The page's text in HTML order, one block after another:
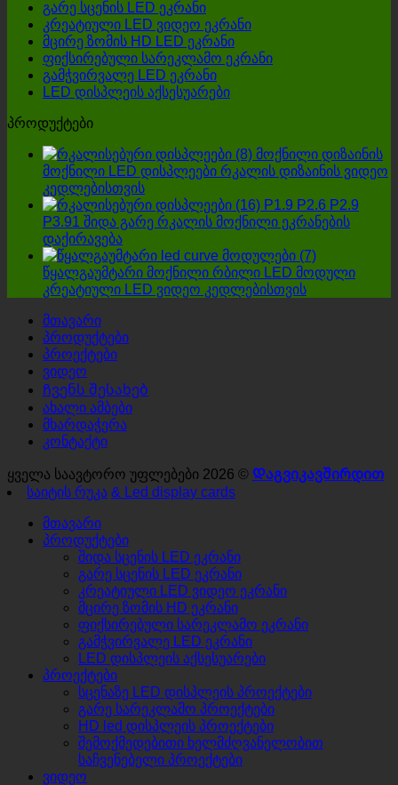
ოთხი
დეტალი
არ
იყოს
გარე სცენის LED ეკრანი
კრეატიული LED ვიდეო ეკრანი
მცირე ზომის HD LED ეკრანი
ფიქსირებული სარეკლამო ეკრანი
გამჭვირვალე LED ეკრანი
LED დისპლეის აქსესუარები
პროდუქტები
მოქნილი დიზაინის
მოქნილი LED დისპლეები რკალის დიზაინის ვიდეო
კედლებისთვის
P1.9 P2.6 P2.9
P3.91 შიდა გარე რკალის მოქნილი ეკრანების
დაქირავება
წყალგაუმტარი მოქნილი რბილი LED მოდული
კრეატიული LED ვიდეო კედლებისთვის
მთავარი
პროდუქტები
პროექტები
ვიდეო
Ჩვენს შესახებ
ახალი ამბები
მხარდაჭერა
კონტაქტი
ყველა საავტორო უფლებები 2026 © Დაგვიკავშირდით
საიტის რუკა & Led display cards
მთავარი
პროდუქტები
შიდა სცენის LED ეკრანი
გარე სცენის LED ეკრანი
კრეატიული LED ვიდეო ეკრანი
მცირე ზომის HD ეკრანი
ფიქსირებული სარეკლამო ეკრანი
გამჭვირვალე LED ეკრანი
LED დისპლეის აქსესუარები
პროექტები
სცენაზე LED დისპლეის პროექტები
გარე სარეკლამო პროექტები
HD led დისპლეის პროექტები
შემოქმედებითი ხელმძღვანელობით
საჩვენებელი პროექტები
ვიდეო